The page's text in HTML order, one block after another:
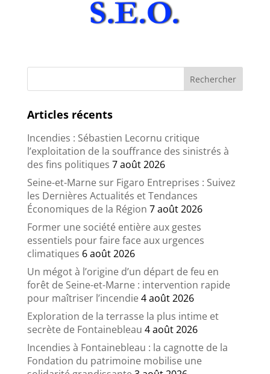
Articles récents
Incendies : Sébastien Lecornu critique
l’exploitation de la souffrance des sinistrés à
des fins politiques 7 août 2026
Seine-et-Marne sur Figaro Entreprises : Suivez
les Dernières Actualités et Tendances
Économiques de la Région 7 août 2026
Former une société entière aux gestes
essentiels pour faire face aux urgences
climatiques 6 août 2026
Un mégot à l’origine d’un départ de feu en
forêt de Seine-et-Marne : intervention rapide
pour maîtriser l’incendie4 août 2026
Exploration de la terrasse la plus intime et
secrète de Fontainebleau 4 août 2026
Incendies à Fontainebleau : la cagnotte de la
Fondation du patrimoine mobilise une